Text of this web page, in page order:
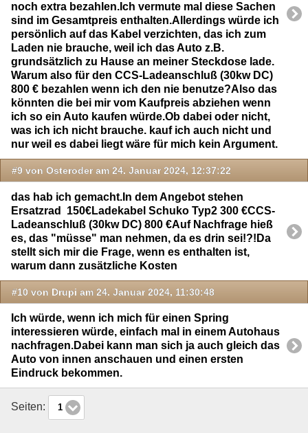
noch extra bezahlen.Ich vermute mal diese Sachen
sind im Gesamtpreis enthalten.Allerdings würde ich
persönlich auf das Kabel verzichten, das ich zum
Laden nie brauche, weil ich das Auto z.B.
grundsätzlich zu Hause an meiner Steckdose lade.
Warum also für den CCS-Ladeanschluß (30kw DC)
800 € bezahlen wenn ich den nie benutze?Also das
könnten die bei mir vom Kaufpreis abziehen wenn
ich so ein Auto kaufen würde.Ob dabei oder nicht,
was ich ich nicht brauche. kauf ich auch nicht und
nur weil es dabei liegt wäre für mich kein Argument.
#9 von Osteroder am 24. Januar 2024, 12:37:22
das hab ich gemacht.In dem Angebot stehen
Ersatzrad 150€Ladekabel Schuko Typ2 300 €CCS-
Ladeanschluß (30kw DC) 800 €Auf Nachfrage hieß
es, das "müsse" man nehmen, da es drin sei!?!Da
stellt sich mir die Frage, wenn es enthalten ist,
warum dann zusätzliche Kosten
#10 von Drupi am 24. Januar 2024, 11:30:48
Ich würde, wenn ich mich für einen Spring
interessieren würde, einfach mal in einem Autohaus
nachfragen.Dabei kann man sich ja auch gleich das
Auto von innen anschauen und einen ersten
Eindruck bekommen.
Seiten: 1